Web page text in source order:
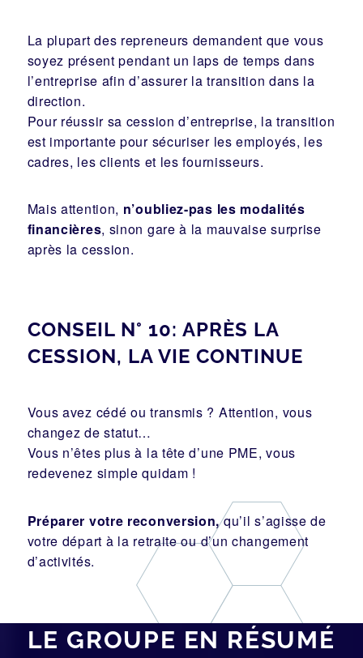
La plupart des repreneurs demandent que vous
soyez présent pendant un laps de temps dans
l’entreprise afin d’assurer la transition dans la
direction.
Pour réussir sa cession d’entreprise, la transition
est importante pour sécuriser les employés, les
cadres, les clients et les fournisseurs.
Mais attention, n’oubliez-pas les modalités
financières, sinon gare à la mauvaise surprise
après la cession.
CONSEIL N° 10: APRÈS LA
CESSION, LA VIE CONTINUE
Vous avez cédé ou transmis ? Attention, vous
changez de statut…
Vous n’êtes plus à la tête d’une PME, vous
redevenez simple quidam !
Préparer votre reconversion,qu’il s’agisse de
votre départ à la retraite ou d’un changement
d’activités.
LE GROUPE EN RÉSUMÉ